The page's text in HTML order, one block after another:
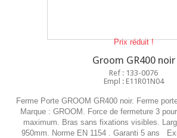
Prix réduit !
Groom GR400 noir
Ref : 133-0076
Empl : E11R01N04
Ferme Porte GROOM GR400 noir. Ferme
Marque : GROOM. Force de fermeture 3
maximum. Bras sans fixations visibles.
950mm. Norme EN 1154 . Garanti 5 ans